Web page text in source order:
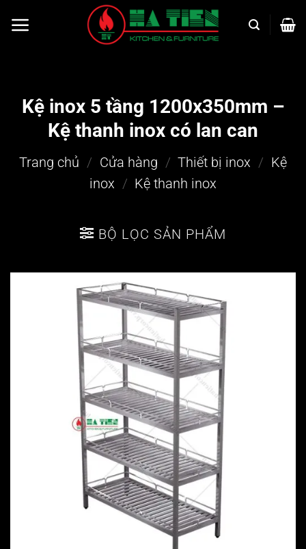
qua
Kệ inox 5 tầng 1200x350mm –
Kệ thanh inox có lan can
Trang chủ / Cửa hàng / Thiết bị inox / Kệ
inox / Kệ thanh inox
BỘ LỌC SẢN PHẨM